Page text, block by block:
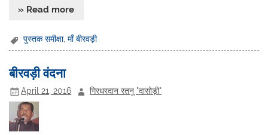
» Read more
पुस्तक समीक्षा,माँ बीरवड़ी
बीरवड़ी वंदना
April 21, 2016 गिरधरदान रतनू "दासोड़ी"